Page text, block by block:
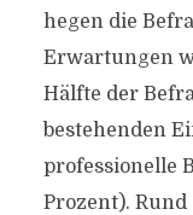
hegen die
Erwartungen
Hälfte der
bestehenden
professionelle
Prozent).